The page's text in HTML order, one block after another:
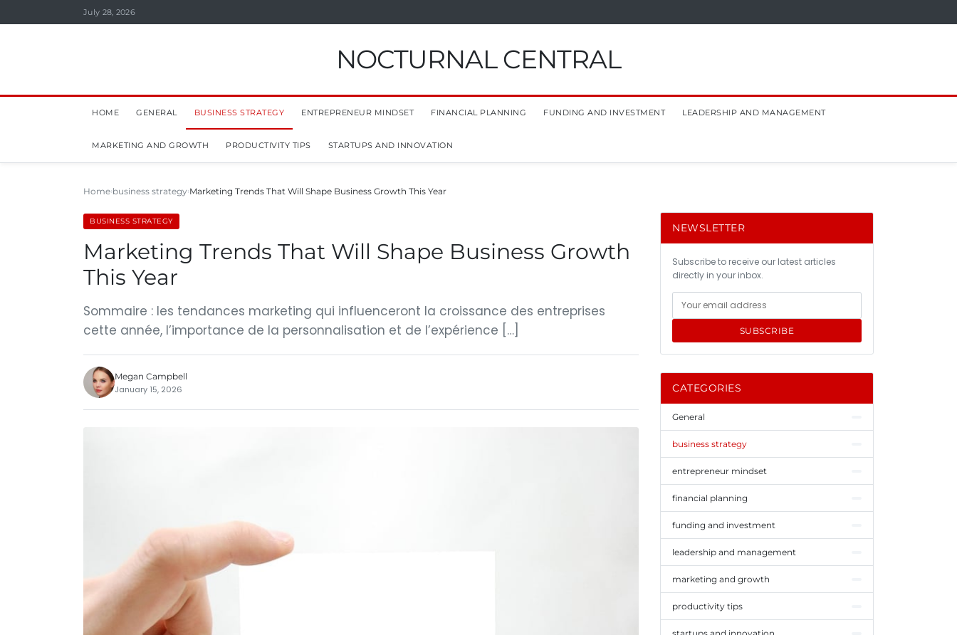
July 28, 2026
NOCTURNAL CENTRAL
HOME GENERAL BUSINESS STRATEGY ENTREPRENEUR MINDSET FINANCIAL PLANNING FUNDING AND INVESTMENT LEADERSHIP AND MANAGEMENT
MARKETING AND GROWTH PRODUCTIVITY TIPS STARTUPS AND INNOVATION
Home business strategy Marketing Trends That Will Shape Business Growth This Year
BUSINESS STRATEGY
Marketing Trends That Will Shape Business Growth
This Year
Sommaire : les tendances marketing qui influenceront la croissance des entreprises
cette année, l’importance de la personnalisation et de l’expérience […]
Megan Campbell
January 15, 2026
NEWSLETTER
Subscribe to receive our latest articles
directly in your inbox.
SUBSCRIBE
CATEGORIES
General
business strategy
entrepreneur mindset
financial planning
funding and investment
leadership and management
marketing and growth
productivity tips